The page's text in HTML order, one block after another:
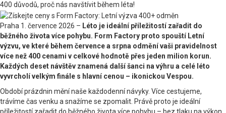
400 důvodů, proč nás navštívit během léta!
Praha 1. července 2026 – Léto je ideální příležitostí zařadit do
běžného života více pohybu. Form Factory proto spouští Letní
výzvu, ve které během července a srpna odmění vaši pravidelnost
více než 400 cenami v celkové hodnotě přes jeden milion korun.
Každých deset návštěv znamená další šanci na výhru a celé léto
vyvrcholí velkým finále s hlavní cenou – ikonickou Vespou.
Období prázdnin mění naše každodenní návyky. Více cestujeme,
trávíme čas venku a snažíme se zpomalit. Právě proto je ideální
příležitostí zařadit do běžného života více pohybu – bez tlaku na výkon